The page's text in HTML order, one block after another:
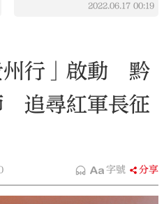
2022.06.17 00:19
州行」啟動 黔
追尋紅軍長征
字號 分享